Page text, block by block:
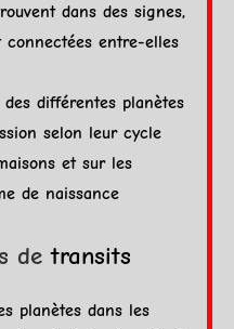
dans des signes,
connectées entre-elles
des différentes planètes
selon leur cycle
et sur les
de naissance
detransits
planètes dans les